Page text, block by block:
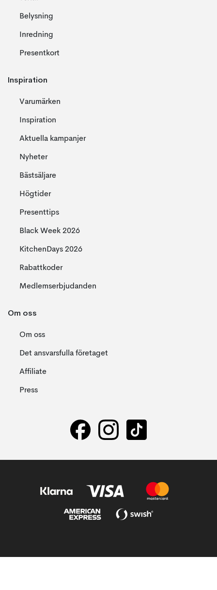
Belysning
Inredning
Presentkort
Inspiration
Varumärken
Inspiration
Aktuella kampanjer
Nyheter
Bästsäljare
Högtider
Presenttips
Black Week 2026
KitchenDays 2026
Rabattkoder
Medlemserbjudanden
Om oss
Om oss
Det ansvarsfulla företaget
Affiliate
Press